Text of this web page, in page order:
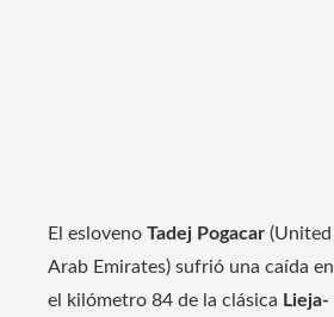
El esloveno Tadej Pogacar (United
Arab Emirates) sufrió una caída en
el kilómetro 84 de la clásica Lieja-